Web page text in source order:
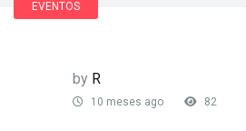
EVENTOS
by R
10 meses ago 82